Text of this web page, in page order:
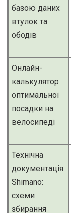
базою даних
втулок та
ободів
Онлайн-
калькулятор
оптимальної
посадки на
велосипеді
Технічна
документація
Shimano:
схеми
збирання